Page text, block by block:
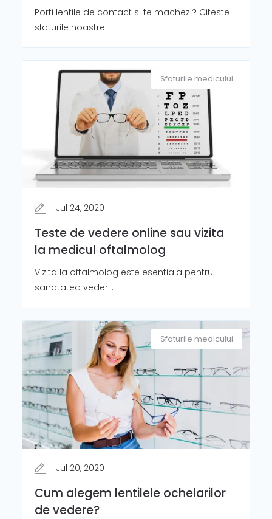
Porti lentile de contact si te machezi? Citeste
sfaturile noastre!
Sfaturile medicului
Jul 24, 2020
Teste de vedere online sau vizita
la medicul oftalmolog
Vizita la oftalmolog este esentiala pentru
sanatatea vederii.
Sfaturile medicului
Jul 20, 2020
Cum alegem lentilele ochelarilor
de vedere?